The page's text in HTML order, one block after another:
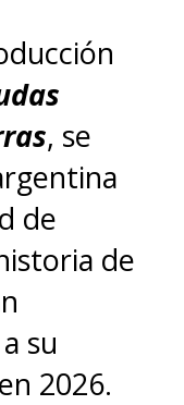
, se
de
de
su
2026.